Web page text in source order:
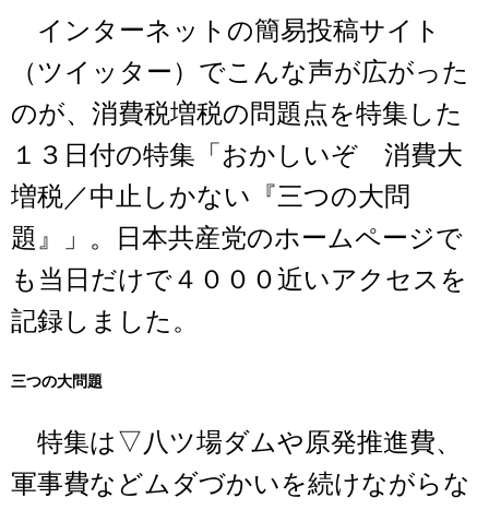
インターネットの簡易投稿サイト
（ツイッター）でこんな声が広がった
のが、消費税増税の問題点を特集した
１３日付の特集「おかしいぞ 消費大
増税／中止しかない『三つの大問
題』」。日本共産党のホームページで
も当日だけで４０００近いアクセスを
記録しました。
三つの大問題
特集は▽八ツ場ダムや原発推進費、
軍事費などムダづかいを続けながらな